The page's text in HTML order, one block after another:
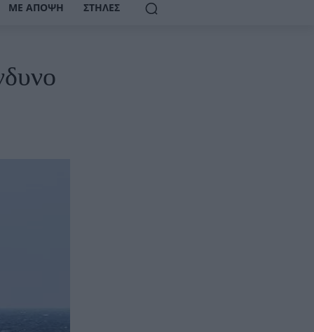
ΜΕ ΆΠΟΨΗ ΣΤΉΛΕΣ